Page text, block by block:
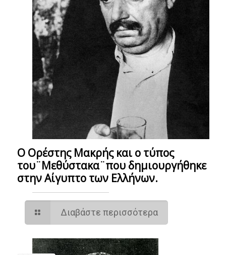
Ο Ορέστης Μακρής και ο τύπος
του¨Μεθύστακα¨που δημιουργήθηκε
στην Αίγυπτο των Ελλήνων.
Διαβάστε περισσότερα